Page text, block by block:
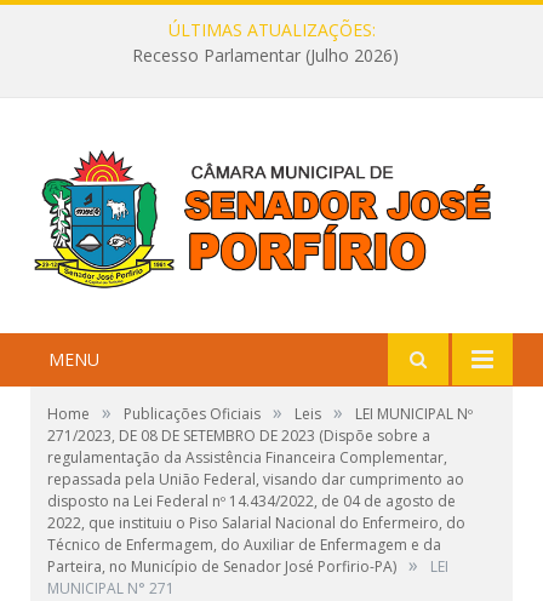
ÚLTIMAS ATUALIZAÇÕES:
Recesso Parlamentar (Julho 2026)
MENU
Home » Publicações Oficiais » Leis »
LEI MUNICIPAL Nº
271/2023, DE 08 DE SETEMBRO DE 2023 (Dispõe sobre a
regulamentação da Assistência Financeira Complementar,
repassada pela União Federal, visando dar cumprimento ao
disposto na Lei Federal nº 14.434/2022, de 04 de agosto de
2022, que instituiu o Piso Salarial Nacional do Enfermeiro, do
Técnico de Enfermagem, do Auxiliar de Enfermagem e da
Parteira, no Município de Senador José Porfirio-PA) »
LEI
MUNICIPAL N° 271